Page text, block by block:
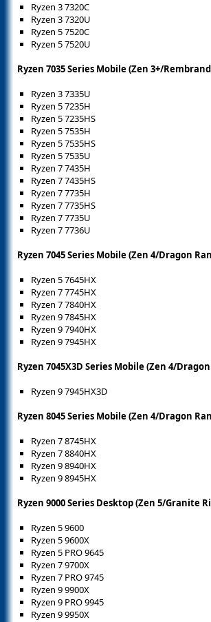
Ryzen 3 7320C
Ryzen 3 7320U
Ryzen 5 7520C
Ryzen 5 7520U
Ryzen 7035 Series Mobile (Zen 3+/
Ryzen 3 7335U
Ryzen 5 7235H
Ryzen 5 7235HS
Ryzen 5 7535H
Ryzen 5 7535HS
Ryzen 5 7535U
Ryzen 7 7435H
Ryzen 7 7435HS
Ryzen 7 7735H
Ryzen 7 7735HS
Ryzen 7 7735U
Ryzen 7 7736U
Ryzen 7045 Series Mobile (Zen 4/Dragon
Ryzen 5 7645HX
Ryzen 7 7745HX
Ryzen 7 7840HX
Ryzen 9 7845HX
Ryzen 9 7940HX
Ryzen 9 7945HX
Ryzen 7045X3D Series Mobile (Zen 4/
Ryzen 9 7945HX3D
Ryzen 8045 Series Mobile (Zen 4/Dragon
Ryzen 7 8745HX
Ryzen 7 8840HX
Ryzen 9 8940HX
Ryzen 9 8945HX
Ryzen 9000 Series Desktop (Zen 5/Granite
Ryzen 5 9600
Ryzen 5 9600X
Ryzen 5 PRO 9645
Ryzen 7 9700X
Ryzen 7 PRO 9745
Ryzen 9 9900X
Ryzen 9 PRO 9945
Ryzen 9 9950X